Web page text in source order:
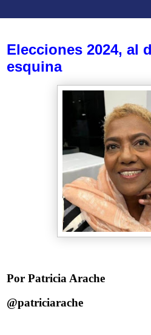
Elecciones 2024, al
esquina
Por Patricia Arache
@patriciarache